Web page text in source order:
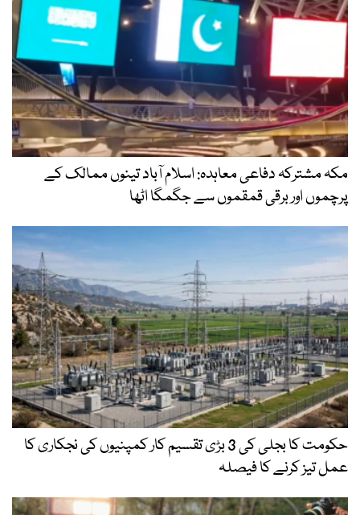
مکہ مشترکہ دفاعی معاہدہ: اسلام آباد تینوں ممالک کے
پرچموں اور برقی قمقموں سے جگمگا اٹھا
حکومت کا بجلی کی 3 بڑی تقسیم کار کمپنیوں کی نجکاری کا
عمل تیز کرنے کا فیصلہ